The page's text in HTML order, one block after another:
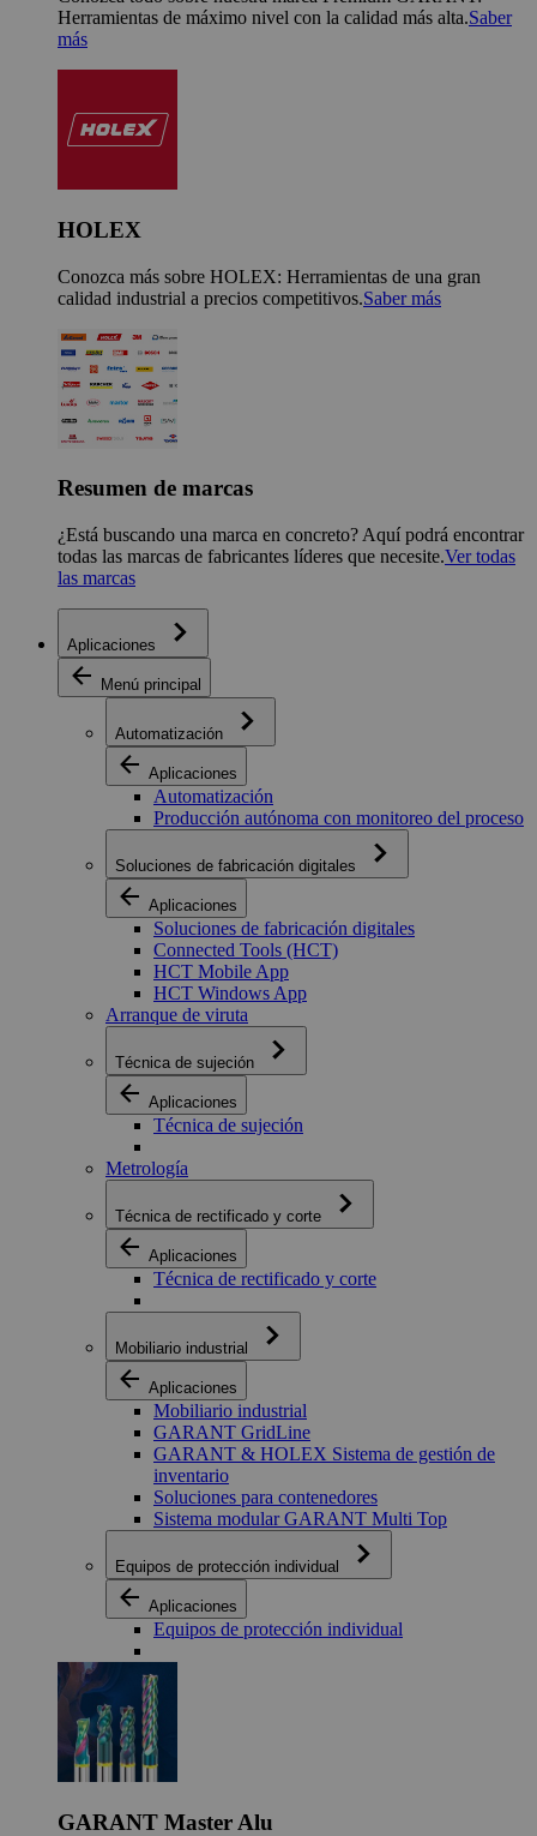
Herramientas de máximo nivel con la calidad más alta.Saber
más
HOLEX
Conozca más sobre HOLEX: Herramientas de una gran
calidad industrial a precios competitivos.Saber más
Resumen de marcas
¿Está buscando una marca en concreto? Aquí podrá encontrar
todas las marcas de fabricantes líderes que necesite.Ver todas
las marcas
Aplicaciones
Menú principal
Automatización
Aplicaciones
Automatización
Producción autónoma con monitoreo del proceso
Soluciones de fabricación digitales
Aplicaciones
Soluciones de fabricación digitales
Connected Tools (HCT)
HCT Mobile App
HCT Windows App
Arranque de viruta
Técnica de sujeción
Aplicaciones
Técnica de sujeción
Metrología
Técnica de rectificado y corte
Aplicaciones
Técnica de rectificado y corte
Mobiliario industrial
Aplicaciones
Mobiliario industrial
GARANT GridLine
GARANT & HOLEX Sistema de gestión de
inventario
Soluciones para contenedores
Sistema modular GARANT Multi Top
Equipos de protección individual
Aplicaciones
Equipos de protección individual
GARANT Master Alu